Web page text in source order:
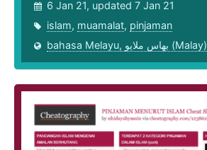
6 Jan 21, updated 7 Jan 21
islam, muamalat, pinjaman
bahasa Melayu, بهاس ملايو‎ (Malay)